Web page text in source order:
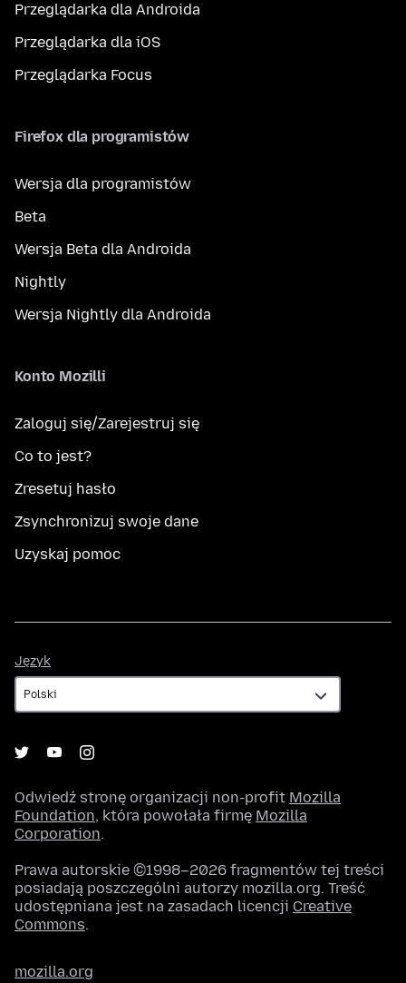
Przeglądarka dla Androida
Przeglądarka dla iOS
Przeglądarka Focus
Firefox dla programistów
Wersja dla programistów
Beta
Wersja Beta dla Androida
Nightly
Wersja Nightly dla Androida
Konto Mozilli
Zaloguj się/Zarejestruj się
Co to jest?
Zresetuj hasło
Zsynchronizuj swoje dane
Uzyskaj pomoc
Język
Odwiedź stronę organizacji non-profit Mozilla
Foundation, która powołała firmę Mozilla
Corporation.
Prawa autorskie ©1998–2026 fragmentów tej treści
posiadają poszczególni autorzy mozilla.org. Treść
udostępniana jest na zasadach licencji Creative
Commons.
mozilla.org